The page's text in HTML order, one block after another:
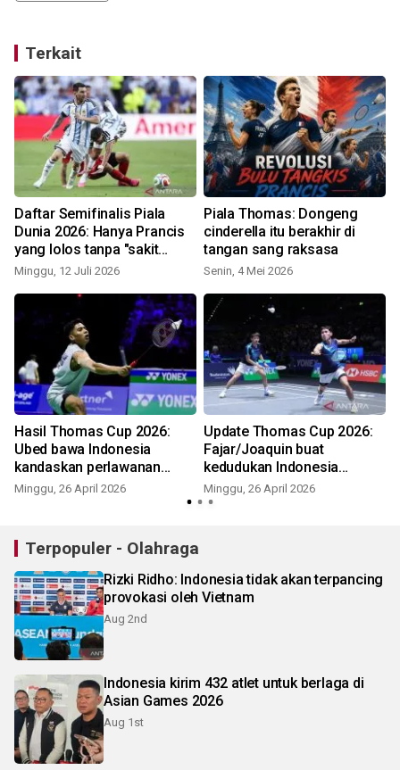
Terkait
Daftar Semifinalis Piala
Dunia 2026: Hanya Prancis
yang lolos tanpa "sakit
jantung"
Minggu, 12 Juli 2026
Piala Thomas: Dongeng
cinderella itu berakhir di
tangan sang raksasa
Senin, 4 Mei 2026
Hasil Thomas Cup 2026:
Ubed bawa Indonesia
kandaskan perlawanan
Thailand 3-2
Minggu, 26 April 2026
Update Thomas Cup 2026:
Fajar/Joaquin buat
kedudukan Indonesia
imbang dengan Thailand 2-2
Minggu, 26 April 2026
Terpopuler - Olahraga
Rizki Ridho: Indonesia tidak akan terpancing
provokasi oleh Vietnam
Aug 2nd
Indonesia kirim 432 atlet untuk berlaga di
Asian Games 2026
Aug 1st